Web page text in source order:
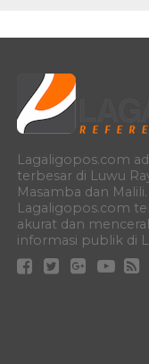
Lagaligopos.com
terbesar di Luwu
Masamba dan
Lagaligopos.com
akurat dan
informasi publik di